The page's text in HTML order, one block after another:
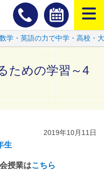
スマート
学・英語の力で中学・高校・
ための学習～4
2019年10月11日
生
授業はこちら